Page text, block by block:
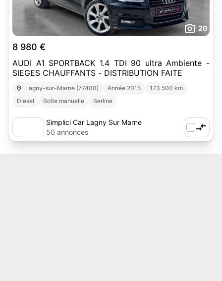
20
8 980 €
AUDI A1 SPORTBACK 1.4 TDI 90 ultra Ambiente -
SIEGES CHAUFFANTS - DISTRIBUTION FAITE
Lagny-sur-Marne (77400) Année 2015
173 500 km
Diesel
Boîte manuelle Berline
Simplici Car Lagny Sur Marne
50 annonces